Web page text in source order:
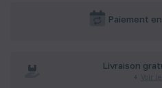
Paiement
Livraison